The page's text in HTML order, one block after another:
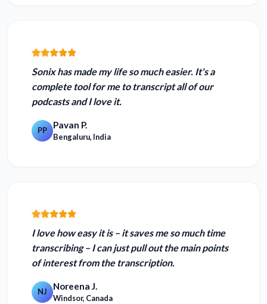
Sonix hasmade my life so much easier. It's a
complete tool for me to transcript all of our
podcasts and I love it.
PP Pavan P.
Bengaluru, India
I love how easy it is – itsaves me so much time
transcribing – I can just pull out the main points
of interest from the transcription.
NJ Noreena J.
Windsor, Canada